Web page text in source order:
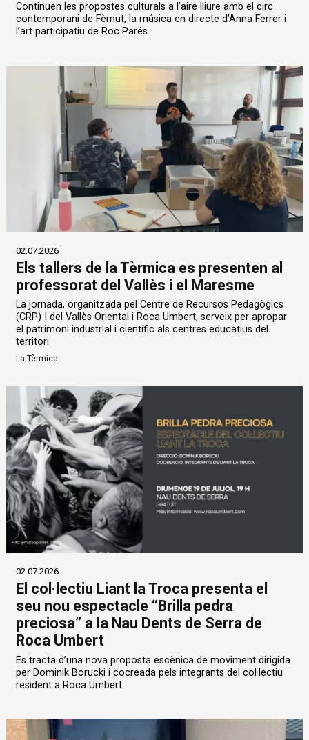
Continuen les propostes culturals a l’aire lliure amb el circ
contemporani de Fèmut, la música en directe d’Anna Ferrer i
l’art participatiu de Roc Parés
02.07.2026
Els tallers de la Tèrmica es presenten al
professorat del Vallès i el Maresme
La jornada, organitzada pel Centre de Recursos Pedagògics
(CRP) I del Vallès Oriental i Roca Umbert, serveix per apropar
el patrimoni industrial i científic als centres educatius del
territori
La Tèrmica
02.07.2026
El col·lectiu Liant la Troca presenta el
seu nou espectacle “Brilla pedra
preciosa” a la Nau Dents de Serra de
Roca Umbert
Es tracta d’una nova proposta escènica de moviment dirigida
per Dominik Borucki i cocreada pels integrants del col·lectiu
resident a Roca Umbert